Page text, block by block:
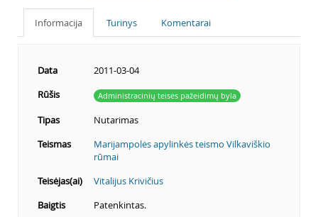
Informacija Turinys Komentarai
Data
2011-03-04
Rūšis
Administracinių teisės pažeidimų byla
Tipas
Nutarimas
Teismas
Marijampolės apylinkės teismo Vilkaviškio
rūmai
Teisėjas(ai)
Vitalijus Krivičius
Baigtis
Patenkintas.